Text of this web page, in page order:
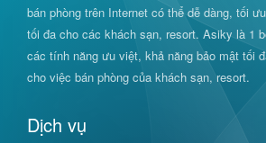
bán phòng trên Internet có thể dễ dàng, tối
tối đa cho các khách sạn, resort. Asiky là 1
các tính năng ưu việt, khả năng bảo mật tối
cho việc bán phòng của khách sạn, resort.
Dịch vụ